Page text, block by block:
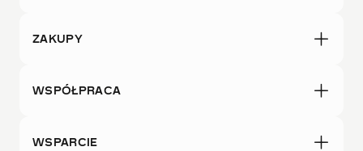
ZAKUPY
WSPÓŁPRACA
WSPARCIE